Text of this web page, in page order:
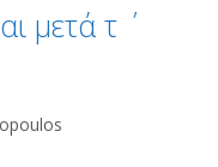
μετά τ ΄